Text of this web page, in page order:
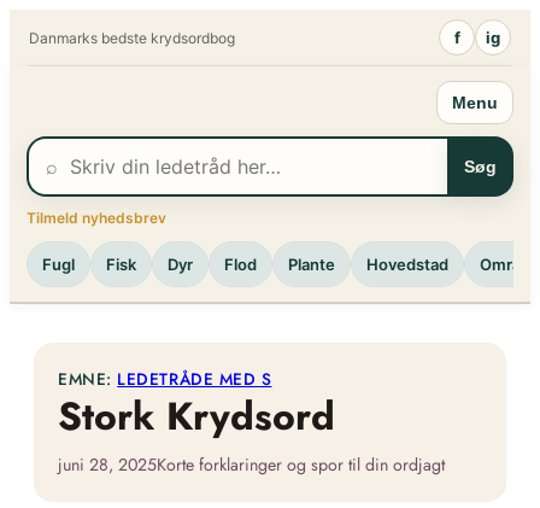
Danmarks bedste krydsordbog f ig
Menu
⌕ Søg
Tilmeld nyhedsbrev
Fugl Fisk Dyr Flod Plante Hovedstad Område
EMNE: LEDETRÅDE MED S
Stork Krydsord
juni 28, 2025Korte forklaringer og spor til din ordjagt